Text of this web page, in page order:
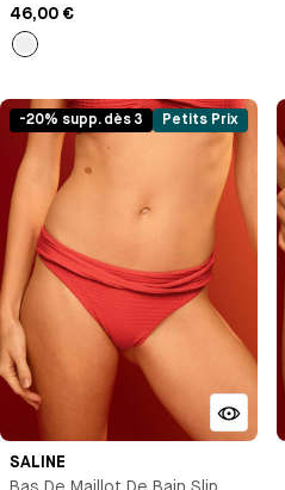
Culotte Taille Haute
46,00 €
-20% supp. dès 3 Petits Prix
SALINE